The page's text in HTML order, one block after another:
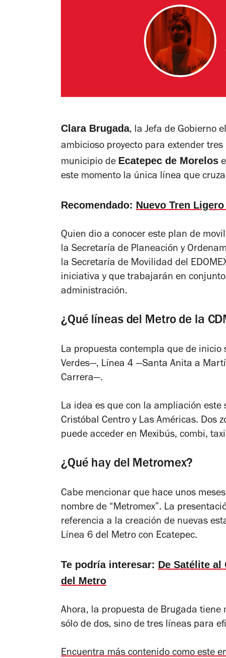
Clara Brugada, la Jefa de Gobierno
ambicioso proyecto para extender tres
municipio de Ecatepec de Morelos
este momento la única línea que
Recomendado: Nuevo Tren
Quien dio a conocer este plan de
la Secretaría de Planeación y
la Secretaría de Movilidad del
iniciativa y que trabajarán en
administración.
¿Qué líneas del Metro de la
La propuesta contempla que de
Verdes—, Línea 4 —Santa Anita a
Carrera—.
La idea es que con la ampliación
Cristóbal Centro y Las Américas. Dos
puede acceder en Mexibús, combi,
¿Qué hay del Metromex?
Cabe mencionar que hace unos
nombre de “Metromex”. La
referencia a la creación de nuevas
Línea 6 del Metro con Ecatepec.
Te podría interesar: De Satélite al
del Metro
Ahora, la propuesta de Brugada
sólo de dos, sino de tres líneas para
Encuentra más contenido como este